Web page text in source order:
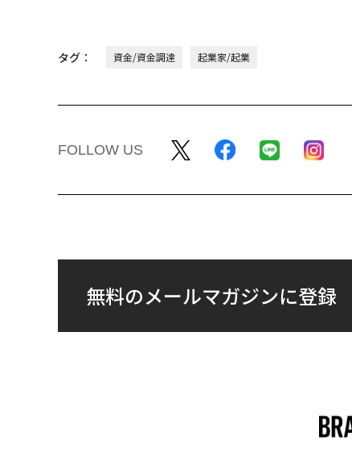
タグ： 資金/資金調達 起業家/起業
FOLLOW US
無料のメールマガジンに登録